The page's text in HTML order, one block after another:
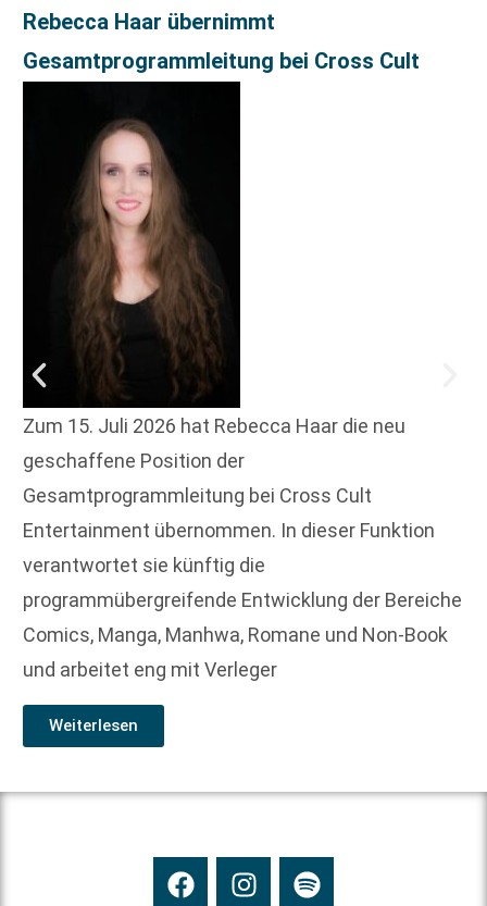
Rebecca Haar übernimmt
Gesamtprogrammleitung bei Cross Cult
Zum 15. Juli 2026 hat Rebecca Haar die neu
geschaffene Position der
Gesamtprogrammleitung bei Cross Cult
Entertainment übernommen. In dieser Funktion
verantwortet sie künftig die
programmübergreifende Entwicklung der Bereiche
Comics, Manga, Manhwa, Romane und Non-Book
und arbeitet eng mit Verleger
Weiterlesen